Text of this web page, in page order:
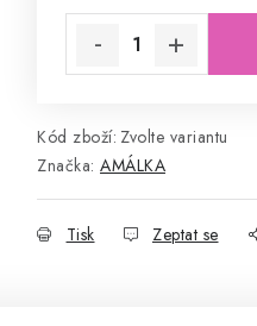
Kód zboží: Zvolte variantu
Značka: AMÁLKA
Tisk Zeptat se